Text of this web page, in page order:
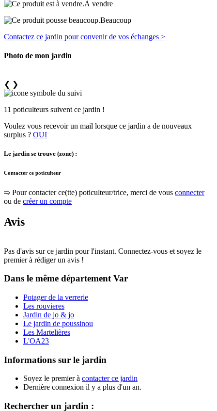
À vendre
Beaucoup
Contactez ce jardin pour convenir de vos échanges >
Photo de mon jardin
❮ ❯
11 poticulteurs suivent ce jardin !
Voulez vous recevoir un mail lorsque ce jardin a de nouveaux
surplus ? OUI
Le jardin se trouve (zone) :
Contacter ce poticulteur
➯ Pour contacter ce(tte) poticulteur/trice, merci de vous connecter
ou de créer un compte
Avis
Pas d'avis sur ce jardin pour l'instant. Connectez-vous et soyez le
premier à rédiger un avis !
Dans le même départementVar
Potager de la verrerie
Les rouvieres
Jardin de jo & jo
Le jardin de poussinou
Les Martelières
L'OA23
Informations sur le jardin
Soyez le premier à contacter ce jardin
Dernière connexion il y a plus d'un an.
Rechercher un jardin :